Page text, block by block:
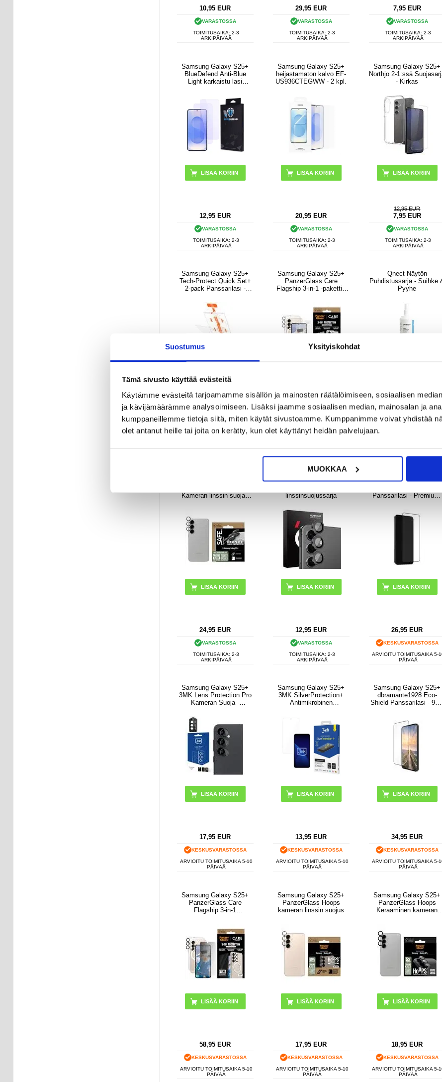
Suostumus Yksityiskohdat
Tämä sivusto käyttää evästeitä
Käytämme evästeitä tarjoamamme sisällön ja mainosten räätälöimiseen, sosiaalisen
ja kävijämäärämme analysoimiseen. Lisäksi jaamme sosiaalisen median, mainosalan ja
kumppaneillemme tietoja siitä, miten käytät sivustoamme. Kumppanimme voivat yhdistää
olet antanut heille tai joita on kerätty, kun olet käyttänyt heidän palvelujaan.
MUOKKAA
10,95 EUR
VARASTOSSA
TOIMITUSAIKA: 2-3
ARKIPÄIVÄÄ
29,95 EUR
VARASTOSSA
TOIMITUSAIKA: 2-3
ARKIPÄIVÄÄ
7,95 EUR
VARASTOSSA
TOIMITUSAIKA: 2-3
ARKIPÄIVÄÄ
Samsung Galaxy S25+
BlueDefend Anti-Blue
Light karkaistu lasi
12,95 EUR
VARASTOSSA
TOIMITUSAIKA: 2-3
ARKIPÄIVÄÄ
Samsung Galaxy S25+
heijastamaton kalvo EF-
US936CTEGWW - 2 kpl.
20,95 EUR
VARASTOSSA
TOIMITUSAIKA: 2-3
ARKIPÄIVÄÄ
Samsung Galaxy S25+
Northjo 2-1:ssä
- Kirkas
12,95 EUR
7,95 EUR
VARASTOSSA
TOIMITUSAIKA: 2-3
ARKIPÄIVÄÄ
Samsung Galaxy S25+
Tech-Protect Quick Set+
2-pack Panssarilasi -
16,95 EUR
Samsung Galaxy S25+
PanzerGlass Care
Flagship 3-in-1 -paketti -
48,95 EUR
VARASTOSSA
Qnect Näytön
Puhdistussarja - Suihke
Pyyhe
14,95 EUR
Kameran linssin suoja -
24,95 EUR
VARASTOSSA
TOIMITUSAIKA: 2-3
ARKIPÄIVÄÄ
Samsung Galaxy S25+
linssinsuojussarja
LISÄÄ KORIIN
12,95 EUR
VARASTOSSA
TOIMITUSAIKA: 2-3
ARKIPÄIVÄÄ
Samsung Galaxy
Panssarilasi - Premium-
26,95 EUR
KESKUSVARASTOSSA
ARVIOITU TOIMITUSAIKA 5-
PÄIVÄÄ
Samsung Galaxy S25+
3MK Lens Protection Pro
Kameran Suoja -
17,95 EUR
KESKUSVARASTOSSA
ARVIOITU TOIMITUSAIKA 5-10
PÄIVÄÄ
Samsung Galaxy S25+
3MK SilverProtection+
Antimikrobinen
13,95 EUR
KESKUSVARASTOSSA
ARVIOITU TOIMITUSAIKA 5-10
PÄIVÄÄ
Samsung Galaxy S25+
dbramante1928 Eco-
Shield Panssarilasi - 9H -
34,95 EUR
KESKUSVARASTOSSA
ARVIOITU TOIMITUSAIKA 5-
PÄIVÄÄ
Samsung Galaxy S25+
PanzerGlass Care
Flagship 3-in-1
58,95 EUR
KESKUSVARASTOSSA
ARVIOITU TOIMITUSAIKA 5-10
PÄIVÄÄ
Samsung Galaxy S25+
PanzerGlass Hoops
kameran linssin suojus
LISÄÄ KORIIN
17,95 EUR
KESKUSVARASTOSSA
ARVIOITU TOIMITUSAIKA 5-10
PÄIVÄÄ
Samsung Galaxy S25+
PanzerGlass Hoops
Keraaminen kameran
18,95 EUR
KESKUSVARASTOSSA
ARVIOITU TOIMITUSAIKA 5-
PÄIVÄÄ